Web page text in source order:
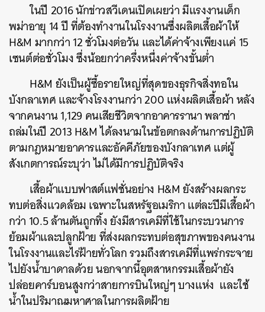
ในปี 2016 นักข่าวสวีเดนเปิดเผยว่า มีแรงงานเด็ก
พม่าอายุ 14 ปี ที่ต้องทำงานในโรงงานซึ่งผลิตเสื้อผ้าให้
H&M มากกว่า 12 ชั่วโมงต่อวัน และได้ค่าจ้างเพียงแค่ 15
เซนต์ต่อชั่วโมง ซึ่งน้อยกว่าครึ่งหนึ่งค่าจ้างขั้นต่ำ
H&M ยังเป็นผู้ซื้อรายใหญ่ที่สุดของธุรกิจสิ่งทอใน
บังกลาเทศ และจ้างโรงงานกว่า 200 แห่งผลิตเสื้อผ้า หลัง
จากคนงาน 1,129 คนเสียชีวิตจากอาคารรานา พลาซ่า
ถล่มในปี 2013 H&M ได้ลงนามในข้อตกลงด้านการปฏิบัติ
ตามกฎหมายอาคารและอัคคีภัยของบังกลาเทศ แต่ผู้
สังเกตการณ์ระบุว่า ไม่ได้มีการปฏิบัติจริง
เสื้อผ้าแบบฟาสต์แฟชั่นอย่าง H&M ยังสร้างผลกระ
ทบต่อสิ่งแวดล้อม เฉพาะในสหรัฐอเมริกา แต่ละปีมีเสื้อผ้า
กว่า 10.5 ล้านตันถูกทิ้ง ยังมีสารเคมีที่ใช้ในกระบวนการ
ย้อมผ้าและปลูกฝ้าย ที่ส่งผลกระทบต่อสุขภาพของคนงาน
ในโรงงานและไร่ฝ้ายทั่วโลก รวมถึงสารเคมีที่แพร่กระจาย
ไปยังน้ำบาดาลด้วย นอกจากนี้อุตสาหกรรมเสื้อผ้ายัง
ปล่อยคาร์บอนสูงกว่าสายการบินใหญ่ๆ บางแห่ง และใช้
น้ำในปริมาณมหาศาลในการผลิตฝ้าย